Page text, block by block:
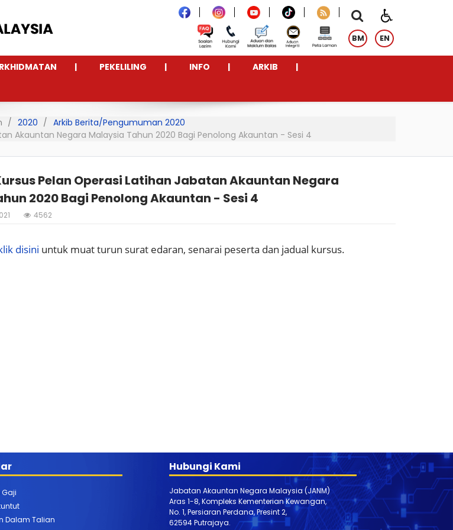
BM EN
PEKELILING INFO
ARKIB
2020
Arkib Berita/Pengumuman 2020
Akauntan Negara Malaysia Tahun 2020 Bagi Penolong Akauntan - Sesi 4
Pelan Operasi Latihan Jabatan Akauntan Negara
2020 Bagi Penolong Akauntan - Sesi 4
4562
disini untuk muat turun surat edaran, senarai peserta dan jadual kursus.
Dalam Talian
Hubungi Kami
Jabatan Akauntan Negara Malaysia (JANM)
Aras 1-8, Kompleks Kementerian Kewangan,
No. 1, Persiaran Perdana, Presint 2,
62594 Putrajaya.